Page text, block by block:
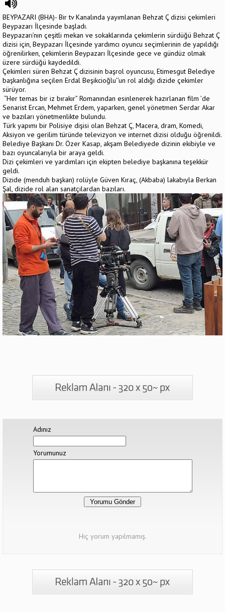
BEYPAZARI (BHA)- Bir tv Kanalında yayımlanan Behzat Ç dizisi çekimleri
Beypazarı İlçesinde başladı.
Beypazarı’nın çeşitli mekan ve sokaklarında çekimlerin sürdüğü Behzat Ç
dizisi için, Beypazarı İlçesinde yardımcı oyuncu seçimlerinin de yapıldığı
öğrenilirken, çekimlerin Beypazarı İlçesinde gece ve gündüz olmak
üzere sürdüğü kaydedildi.
Çekimleri süren Behzat Ç dizisinin başrol oyuncusu, Etimesgut Belediye
başkanlığına seçilen Erdal Beşikcioğlu’’un rol aldığı dizide çekimler
sürüyor.
“Her temas bir iz bırakır” Romanından esinlenerek hazırlanan film ’de
Senarist Ercan, Mehmet Erdem, yaparken, genel yönetmen Serdar Akar
ve bazıları yönetmenlikte bulundu.
Türk yapımı bir Polisiye dişisi olan Behzat Ç, Macera, dram, Komedi,
Aksiyon ve gerilim türünde televizyon ve internet dizisi olduğu öğrenildi.
Belediye Başkanı Dr. Özer Kasap, akşam Belediyede dizinin ekibiyle ve
bazı oyuncalarıyla bir araya geldi.
Dizi çekimleri ve yardımları için ekipten belediye başkanına teşekkür
geldi.
Dizide (menduh başkan) rolüyle Güven Kıraç, (Akbaba) lakabıyla Berkan
Şal, dizide rol alan sanatçılardan bazıları.
Adınız
Yorumunuz
Hiç yorum yapılmamış.